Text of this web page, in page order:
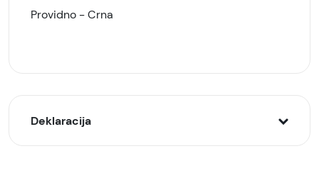
Providno - Crna
Deklaracija